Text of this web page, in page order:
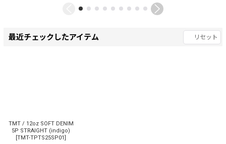
最近チェックしたアイテム リセット
TMT / 12oz SOFT DENIM
5P STRAIGHT (indigo)
[TMT-TPTS25SP01]